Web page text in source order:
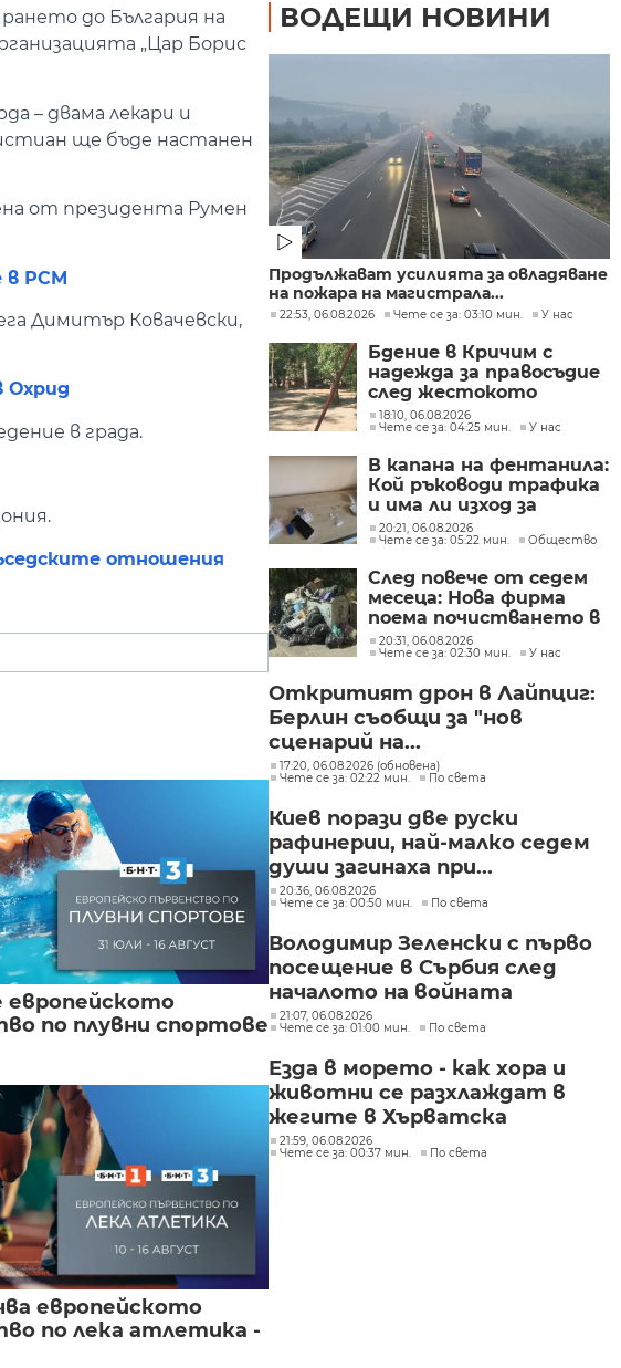
до България на
„Цар Борис
– двама лекари и
ще бъде настанен
от президента Румен
в РСМ
Димитър Ковачевски,
Охрид
в града.
отношения
европейското
по плувни спортове
европейското
по лека атлетика -
ВОДЕЩИ НОВИНИ
Продължават усилията за овладяване
на пожара на магистрала...
22:53, 06.08.2026 Чете се за: 03:10 мин. У нас
Бдение в Кричим с
надежда за правосъдие
след жестокото
убийство на млад мъж
в Пловдив от
18:10, 06.08.2026
Чете се за: 04:25 мин.
У нас
В капана на фентанила:
Кой ръководи трафика
и има ли изход за
пристрастените?
20:21, 06.08.2026
Чете се за: 05:22 мин.
Общество
След повече от седем
месеца: Нова фирма
поема почистването в
столичните райони
"Слатина", "Подуяне" и
20:31, 06.08.2026
Чете се за: 02:30 мин.
У нас
Откритият дрон в Лайпциг:
Берлин съобщи за "нов
сценарий на...
17:20, 06.08.2026 (обновена)
Чете се за: 02:22 мин.
По света
Киев порази две руски
рафинерии, най-малко седем
души загинаха при...
20:36, 06.08.2026
Чете се за: 00:50 мин.
По света
Володимир Зеленски с първо
посещение в Сърбия след
началото на войната
21:07, 06.08.2026
Чете се за: 01:00 мин.
По света
Езда в морето - как хора и
животни се разхлаждат в
жегите в Хърватска
21:59, 06.08.2026
Чете се за: 00:37 мин.
По света